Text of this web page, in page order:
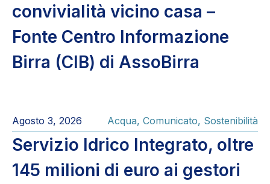
convivialità vicino casa –
Fonte Centro Informazione
Birra (CIB) di AssoBirra
Agosto 3, 2026 Acqua, Comunicato, Sostenibilità
Servizio Idrico Integrato, oltre
145 milioni di euro ai gestori